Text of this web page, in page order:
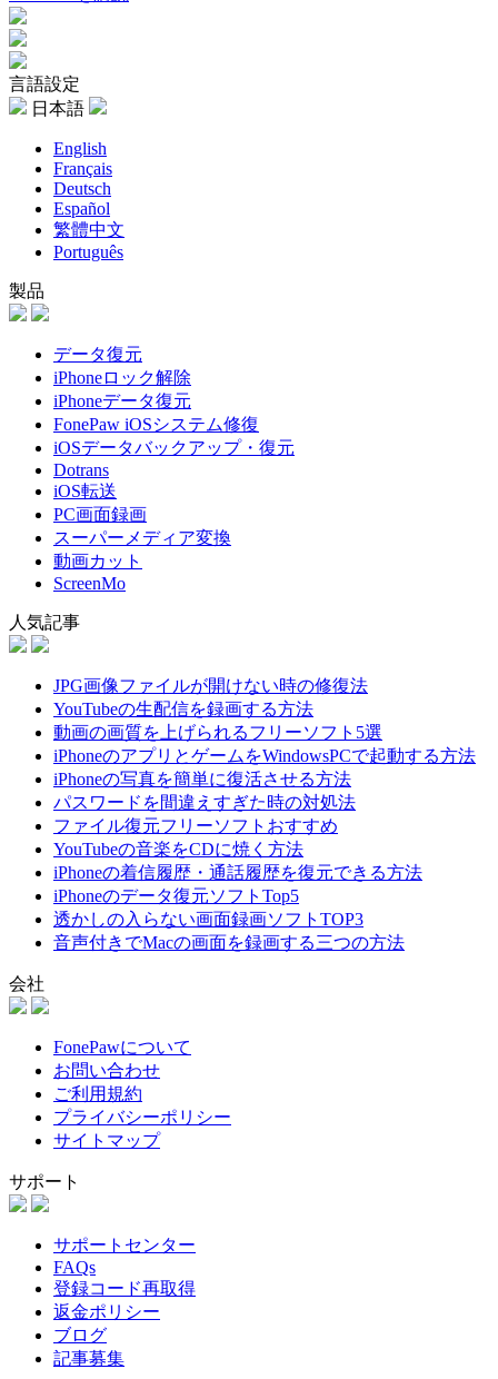
言語設定
日本語
English
Français
Deutsch
Español
繁體中文
Português
製品
データ復元
iPhoneロック解除
iPhoneデータ復元
FonePaw iOSシステム修復
iOSデータバックアップ・復元
Dotrans
iOS転送
PC画面録画
スーパーメディア変換
動画カット
ScreenMo
人気記事
JPG画像ファイルが開けない時の修復法
YouTubeの生配信を録画する方法
動画の画質を上げられるフリーソフト5選
iPhoneのアプリとゲームをWindowsPCで起動する方法
iPhoneの写真を簡単に復活させる方法
パスワードを間違えすぎた時の対処法
ファイル復元フリーソフトおすすめ
YouTubeの音楽をCDに焼く方法
iPhoneの着信履歴・通話履歴を復元できる方法
iPhoneのデータ復元ソフトTop5
透かしの入らない画面録画ソフトTOP3
音声付きでMacの画面を録画する三つの方法
会社
FonePawについて
お問い合わせ
ご利用規約
プライバシーポリシー
サイトマップ
サポート
サポートセンター
FAQs
登録コード再取得
返金ポリシー
ブログ
記事募集